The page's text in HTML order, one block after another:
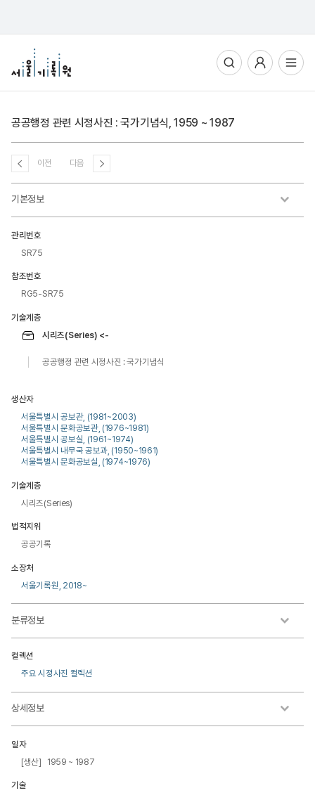
전체메뉴열기
공공행정 관련 시정사진 : 국가기념식, 1959 ~ 1987
이전 다음
기본정보
관리번호
SR75
참조번호
RG5-SR75
기술계층
시리즈(Series) <-
공공행정 관련 시정사진 : 국가기념식
생산자
서울특별시 공보관, (1981~2003)
서울특별시 문화공보관, (1976~1981)
서울특별시 공보실, (1961~1974)
서울특별시 내무국 공보과, (1950~1961)
서울특별시 문화공보실, (1974~1976)
기술계층
시리즈(Series)
법적지위
공공기록
소장처
서울기록원, 2018~
분류정보
컬렉션
주요 시정사진 컬렉션
상세정보
일자
[생산] 1959 ~ 1987
기술